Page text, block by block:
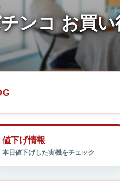
値下げ情報